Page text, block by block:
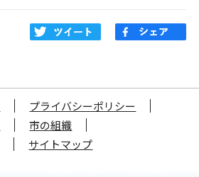
プライバシーポリシー
市の組織
サイトマップ